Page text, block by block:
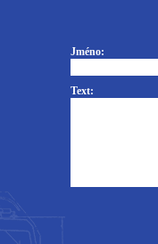
Jméno:
Text: